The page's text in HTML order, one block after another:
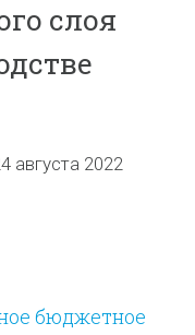
слоя
августа 2022
бюджетное